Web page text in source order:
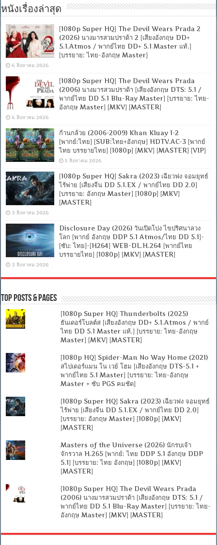
คม
[MASTER]
[MKV]
หนังเรื่องล่าสุด
[1080p Super HQ] The Devil Wears Prada 2
(2026) นางมารสวมปราด้า 2 [เสียงอังกฤษ DD+
5.1.Atmos / พากย์ไทย DD+ 5.1 Master แท้.]
[บรรยาย: ไทย-อังกฤษ Master]
6 สิงหาคม 2026
[1080p Super HQ] The Devil Wears Prada
(2006) นางมารสวมปราด้า [เสียงอังกฤษ DTS: 5.1 /
พากย์ไทย DD 5.1 Blu-Ray Master] [บรรยาย: ไทย-
อังกฤษ Master] [MKV] [MASTER]
6 สิงหาคม 2026
ก้านกล้วย (2006-2009) Khan Kluay 1-2
[พากย์:ไทย] [SUB:ไทย+อังกฤษ] HDTV.AC-3 [พากย์
ไทย บรรยายไทย] [1080p] [MKV] [MASTER] [VIP]
5 สิงหาคม 2026
[1080p Super HQ] Sakra (2023) เฉียวฟง จอมยุทธ์
ไร้พ่าย [เสียงจีน DD 5.1.EX / พากย์ไทย DD 2.0]
[บรรยาย: อังกฤษ Master] [1080p] [MKV]
[MASTER]
3 สิงหาคม 2026
Disclosure Day (2026) วันเปิดโปง ไขปริศนาลวง
โลก [พากย์ อังกฤษ DDP 5.1 Atmos/ไทย DD 5.1]-
[ซับ: ไทย]-[H264] WEB-DL.H.264 [พากย์ไทย
บรรยายไทย] [1080p] [MKV] [MASTER]
3 สิงหาคม 2026
Top Posts & Pages
[1080p Super HQ] Thunderbolts (2025)
ธันเดอร์โบลต์ส [เสียงอังกฤษ DD+ 5.1.Atmos / พากย์
ไทย DD 5.1 Master แท้.] [บรรยาย: ไทย-อังกฤษ
Master] [MKV] [MASTER]
[1080p HQ] Spider-Man No Way Home (2021)
สไปเดอร์แมน โน เวย์ โฮม [เสียงอังกฤษ DTS-5.1 +
พากย์ไทย 5.1 Master] [บรรยาย: ไทย-อังกฤษ
Master + ซับ PGS คมชัด]
[1080p Super HQ] Sakra (2023) เฉียวฟง จอมยุทธ์
ไร้พ่าย [เสียงจีน DD 5.1.EX / พากย์ไทย DD 2.0]
[บรรยาย: อังกฤษ Master] [1080p] [MKV]
[MASTER]
Masters of the Universe (2026) นักรบเจ้า
จักรวาล H.265 [พากย์: ไทย DDP 5.1 อังกฤษ DDP
5.1] [บรรยาย: ไทย อังกฤษ] [1080p] [MKV]
[MASTER]
[1080p Super HQ] The Devil Wears Prada
(2006) นางมารสวมปราด้า [เสียงอังกฤษ DTS: 5.1 /
พากย์ไทย DD 5.1 Blu-Ray Master] [บรรยาย: ไทย-
อังกฤษ Master] [MKV] [MASTER]